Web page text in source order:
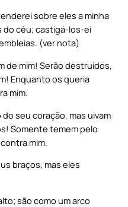
sobre eles a minha
do céu; castigá-los-ei
(ver nota)
de mim! Serão destruídos,
Enquanto os queria
mim.
do seu coração, mas uivam
Somente temem pelo
mim.
braços, mas eles
são como um arco